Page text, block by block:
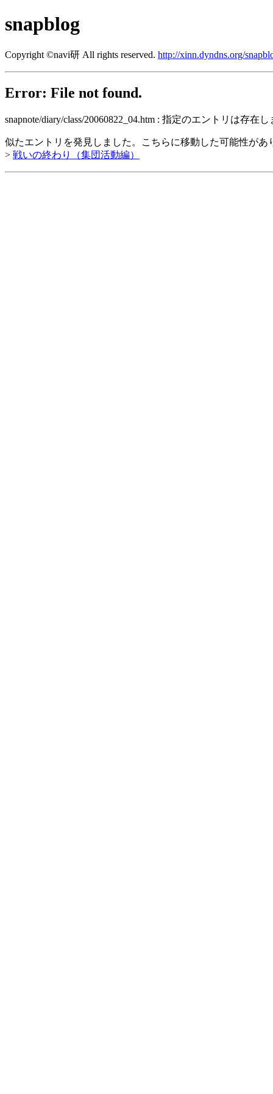
snapblog
Copyright ©navi研 All rights reserved. http://xinn.dyndns.org/
Error: File not found.
snapnote/diary/class/20060822_04.htm : 指定のエントリは存在
似たエントリを発見しました。こちらに移動した可能性があ
> 戦いの終わり（集団活動編）